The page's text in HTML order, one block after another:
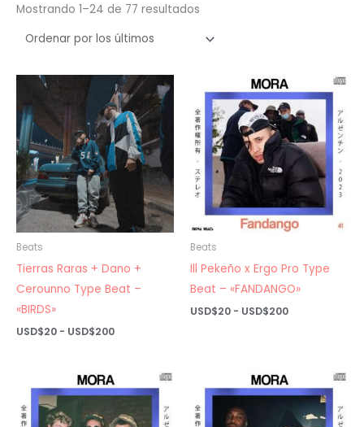
Mostrando 1–24 de 77 resultados
últimos
Beats
Tierras Raras + Dano +
Cerounno Type Beat –
«BIRDS»
USD$20 - USD$200Rango
USD$20
hasta
Beats
Ill Pekeño x Ergo Pro Type
Beat – «FANDANGO»
USD$20 - USD$200Rango
USD$200